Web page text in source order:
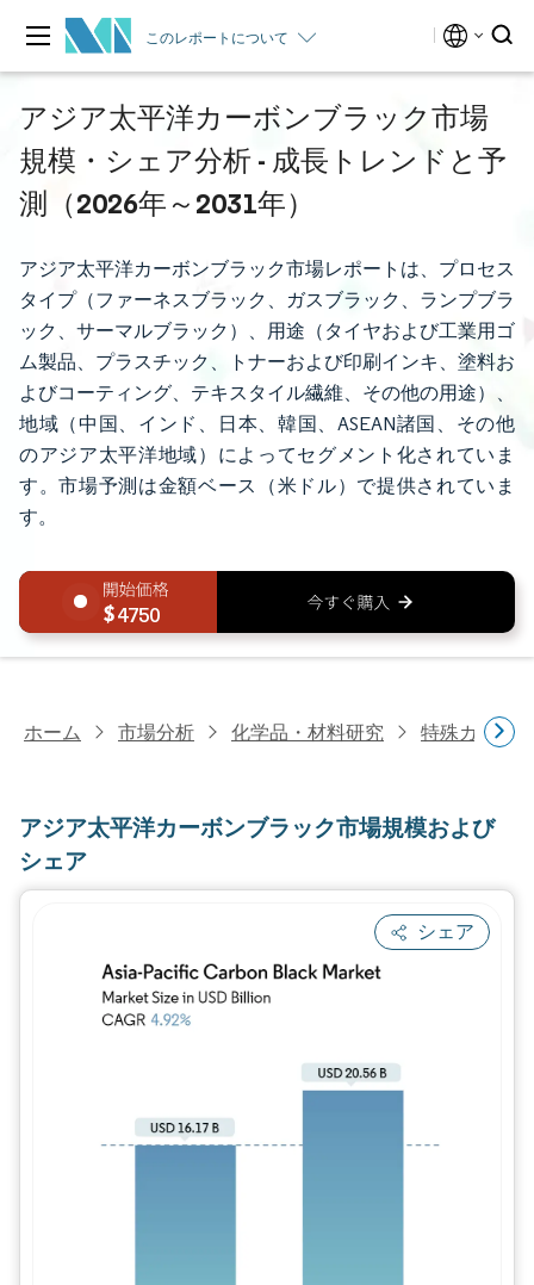
このレポートについて
アジア太平洋カーボンブラック市場
規模・シェア分析 - 成長トレンドと予
測（2026年～2031年）
アジア太平洋カーボンブラック市場レポートは、プロセス
タイプ（ファーネスブラック、ガスブラック、ランプブラ
ック、サーマルブラック）、用途（タイヤおよび工業用ゴ
ム製品、プラスチック、トナーおよび印刷インキ、塗料お
よびコーティング、テキスタイル繊維、その他の用途）、
地域（中国、インド、日本、韓国、ASEAN諸国、その他
のアジア太平洋地域）によってセグメント化されていま
す。市場予測は金額ベース（米ドル）で提供されていま
す。
4750
ホーム 市場分析 化学品・材料研究 特殊カーボ
アジア太平洋カーボンブラック市場規模および
シェア
シェア